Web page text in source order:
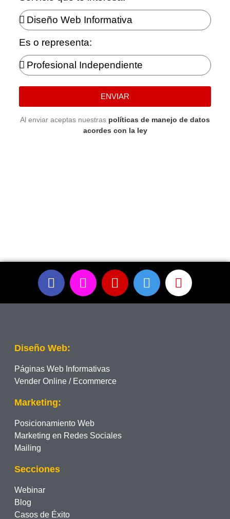
Es o representa:
ENVIAR
Al enviar aceptas nuestras políticas de manejo de datos
acordes con la ley
Diseño Web:
Páginas Web Informativas
Vender Online / Ecommerce
Marketing:
Posicionamiento Web
Marketing en Redes Sociales
Mailing
Secciones
Webinar
Blog
Casos de Éxito